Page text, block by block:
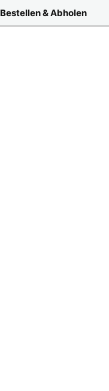
Bestellen & Abholen